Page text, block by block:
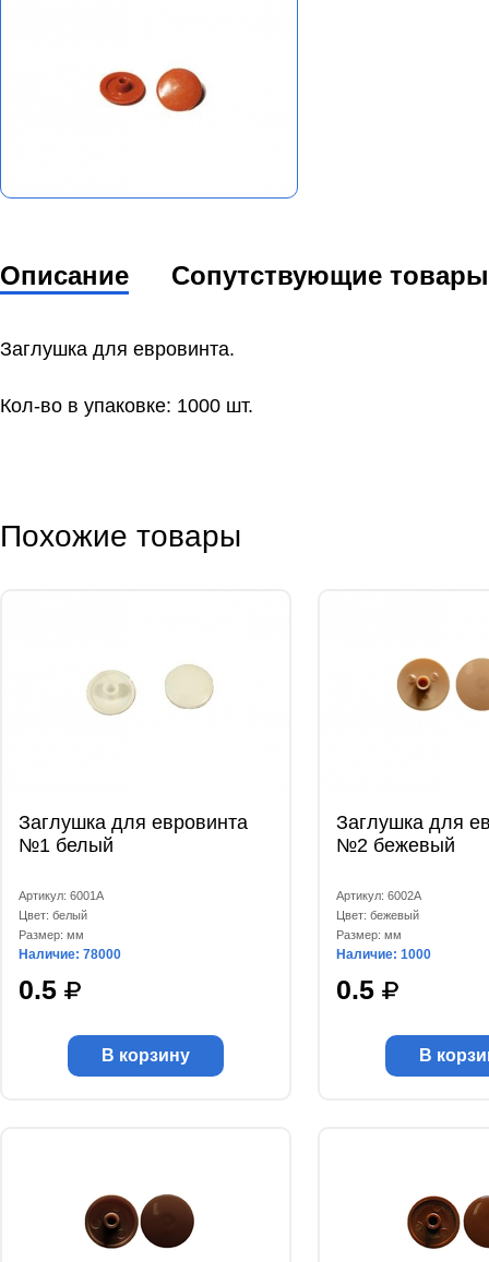
Описание Сопутствующие товары
Заглушка для евровинта.
Кол-во в упаковке: 1000 шт.
Похожие товары
Заглушка для евровинта
№1 белый
Артикул: 6001А
Цвет: белый
Размер: мм
Наличие: 78000
0.5
В корзину
Заглушка для
№2 бежевый
Артикул: 6002А
Цвет: бежевый
Размер: мм
Наличие: 1000
0.5
В